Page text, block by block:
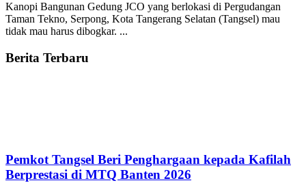
Kanopi Bangunan Gedung JCO yang berlokasi di Pergudangan
Taman Tekno, Serpong, Kota Tangerang Selatan (Tangsel) mau
tidak mau harus dibogkar. ...
Berita Terbaru
Pemkot Tangsel Beri Penghargaan kepada Kafilah
Berprestasi di MTQ Banten 2026